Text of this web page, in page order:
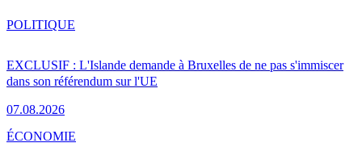
EXCLUSIF : L'Islande demande à Bruxelles de ne pas s'immiscer
dans son référendum sur l'UE
07.08.2026
POLITIQUE
ÉCONOMIE